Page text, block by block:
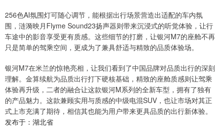
256色AI氛围灯可随心调节，能根据出行场景营造出适配的车内氛
围，涟漪映月Flyme Sound23扬声器则带来沉浸式的听觉体验，让行
车途中的影音享受更有质感。这些细节的打磨，让银河M7的座舱不再
只是简单的驾乘空间，更成为了兼具舒适与精致的品质体验场。
银河M7在米兰的惊艳亮相，让我们看到了中国品牌对品质出行的深刻
理解。金算续航为品质出行打下硬核基础，精致的座舱质感则让驾乘
体验再升级，二者的融合让这款银河M系列的全新车型，拥有了独有
的产品魅力。这款兼顾实用与质感的中级电混SUV，也让市场对其正
式上市充满了期待，相信其也能为用户带来更具品质的出行新体验。
发布于：湖北省